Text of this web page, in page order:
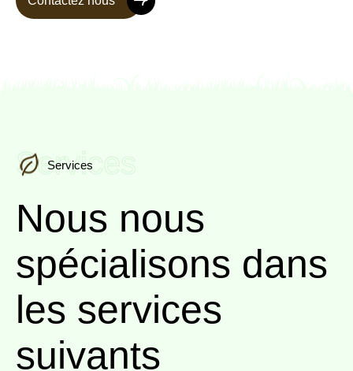
Services
Services
Nous nous
spécialisons dans
les services
suivants